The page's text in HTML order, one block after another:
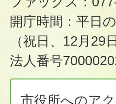
開庁時間：平日
（祝日、12月29
法人番号
市役所へのア